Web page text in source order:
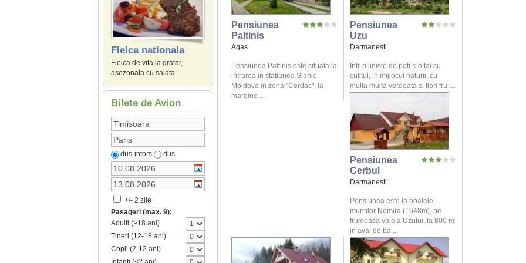
Fleica nationala
Fleica de vita la gratar,
asezonata cu salata. ...
Bilete de Avion
dus-intors dus
+/- 2 zile
Pasageri (max. 9):
Adulti (>18 ani)
Tineri (12-18 ani)
Copii (2-12 ani)
Pensiunea
Paltinis
Agas
Pensiunea Paltinis este situata la
intrarea in statiunea Slanic
Moldova in zona "Cerdac", la
margine ...
Pensiunea
Uzu
Darmanesti
Intr-o liniste de poti s-o tai cu
cutitul, in mijlocul naturii, cu
multa multa verdeata si flori fru ...
Pensiunea
Cerbul
Darmanesti
Pensiunea este la poalele
muntilor Nemira (1648m), pe
frumoasa vale a Uzului, la 800 m
in aval de ba ...